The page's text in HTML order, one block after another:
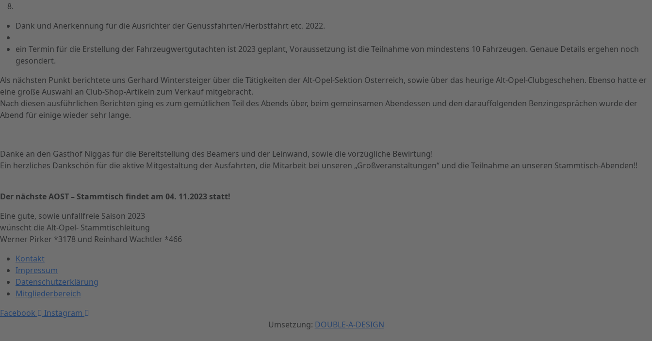
Dank und Anerkennung für die Ausrichter der Genussfahrten/Herbstfahrt etc. 2022.
ein Termin für die Erstellung der Fahrzeugwertgutachten ist 2023 geplant, Voraussetzung ist die Teilnahme von mindestens 10 Fahrzeugen. Genaue Details ergehen noch
gesondert.
Als nächsten Punkt berichtete uns Gerhard Wintersteiger über die Tätigkeiten der Alt-Opel-Sektion Österreich, sowie über das heurige Alt-Opel-Clubgeschehen. Ebenso hatte er
eine große Auswahl an Club-Shop-Artikeln zum Verkauf mitgebracht.
Nach diesen ausführlichen Berichten ging es zum gemütlichen Teil des Abends über, beim gemeinsamen Abendessen und den darauffolgenden Benzingesprächen wurde der
Abend für einige wieder sehr lange.
Danke an den Gasthof Niggas für die Bereitstellung des Beamers und der Leinwand, sowie die vorzügliche Bewirtung!
Ein herzliches Dankschön für die aktive Mitgestaltung der Ausfahrten, die Mitarbeit bei unseren „Großveranstaltungen“ und die Teilnahme an unseren Stammtisch-Abenden!!
Der nächste AOST – Stammtisch findet am 04. 11.2023 statt!
Eine gute, sowie unfallfreie Saison 2023
wünscht die Alt-Opel- Stammtischleitung
Werner Pirker *3178 und Reinhard Wachtler *466
Kontakt
Impressum
Datenschutzerklärung
Mitgliederbereich
Facebook
Instagram
Umsetzung: DOUBLE-A-DESIGN